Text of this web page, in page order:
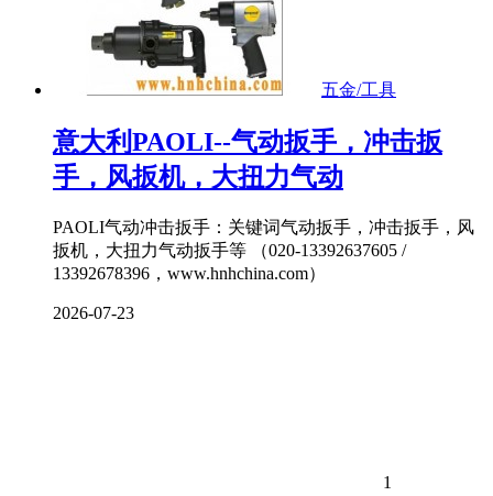
五金/工具
意大利PAOLI--气动扳手，冲击扳
手，风扳机，大扭力气动
PAOLI气动冲击扳手：关键词气动扳手，冲击扳手，风
扳机，大扭力气动扳手等 （020-13392637605 /
13392678396，www.hnhchina.com）
2026-07-23
1